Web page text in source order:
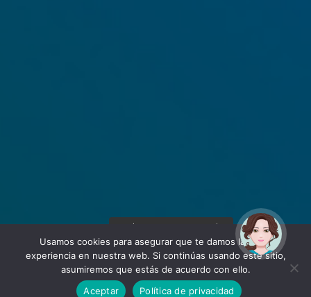
Usamos cookies para asegurar que te damos la mejor
experiencia en nuestra web. Si continúas usando este sitio,
asumiremos que estás de acuerdo con ello.
Aceptar
Política de privacidad
¡Hola! Soy Noy. ¿Puedo
ayudarte?